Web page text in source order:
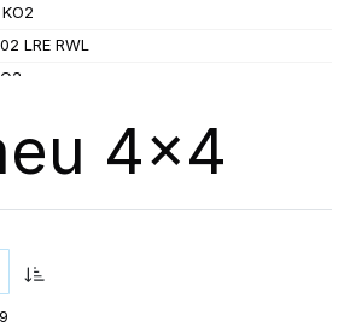
LRE RWL
4x4